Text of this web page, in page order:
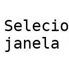
janela